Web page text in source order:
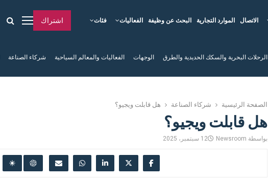
فئات الفعاليات البحث عن وظيفة الموارد التجارية الاتصال اشتراك
الرحلات البحرية والسكك الحديدية والطرق الوجهات الفعاليات والمعالم السياحية شركاء الصناعة
الصفحة الرئيسية شركاء الصناعة هل قابلت ويجيو؟
هل قابلت ويجيو؟
بواسطة Newsroom 12 سبتمبر، 2025